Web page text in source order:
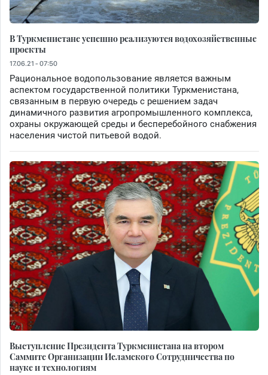
В Туркменистане успешно реализуются водохозяйственные
проекты
17.06.21 - 07:50
Рациональное водопользование является важным
аспектом государственной политики Туркменистана,
связанным в первую очередь с решением задач
динамичного развития агропромышленного комплекса,
охраны окружающей среды и бесперебойного снабжения
населения чистой питьевой водой.
Выступление Президента Туркменистана на втором
Саммите Организации Исламского Сотрудничества по
науке и технологиям